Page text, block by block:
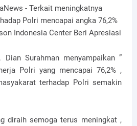
- Terkait meningkatnya
Polri mencapai angka 76,2%
Indonesia Center Beri Apresiasi
Dian Surahman menyampaikan ”
Polri yang mencapai 76,2% ,
terhadap Polri semakin
diraih semoga terus meningkat ,